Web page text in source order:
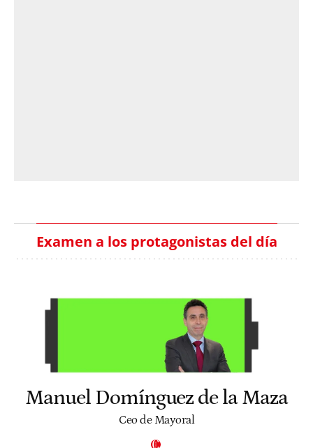
Examen a los protagonistas del día
Manuel Domínguez de la Maza
Ceo de Mayoral